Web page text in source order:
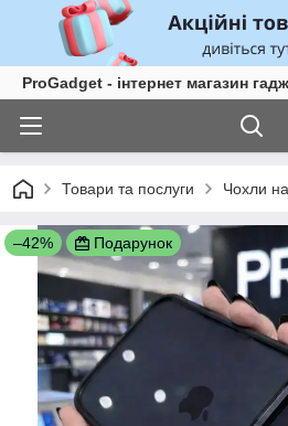
ProGadget - iнтернет магазин
Товари та послуги Чохли
–42% Подарунок